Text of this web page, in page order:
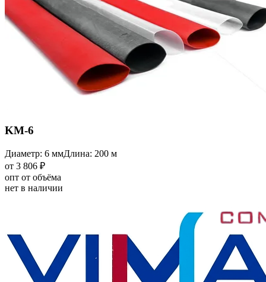
KM-6
Диаметр: 6 ммДлина: 200 м
от 3 806 ₽
опт от объёма
нет в наличии